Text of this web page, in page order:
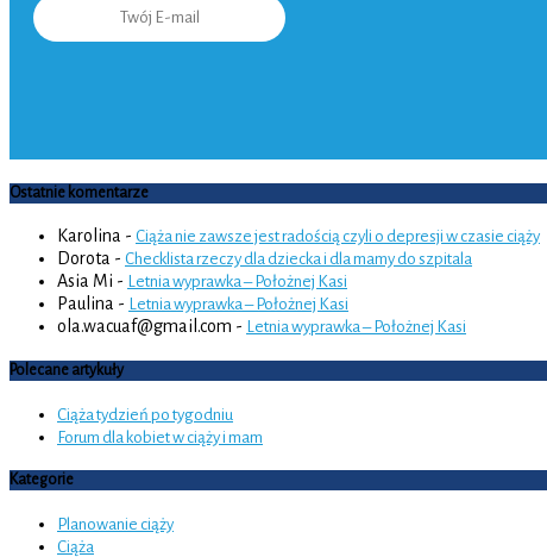
Ostatnie komentarze
Karolina - Ciąża nie zawsze jest radością czyli o depresji w czasie ciąży
Dorota - Checklista rzeczy dla dziecka i dla mamy do szpitala
Asia Mi - Letnia wyprawka – Położnej Kasi
Paulina - Letnia wyprawka – Położnej Kasi
ola.wacuaf@gmail.com - Letnia wyprawka – Położnej Kasi
Polecane artykuły
Ciąża tydzień po tygodniu
Forum dla kobiet w ciąży i mam
Kategorie
Planowanie ciąży
Ciąża